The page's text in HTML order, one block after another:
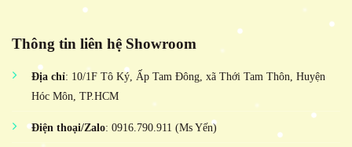
Thông tin liên hệ Showroom
Địa chỉ: 10/1F Tô Ký, Ấp Tam Đông, xã Thới Tam Thôn, Huyện
Hóc Môn, TP.HCM
Điện thoại/Zalo: 0916.790.911 (Ms Yến)